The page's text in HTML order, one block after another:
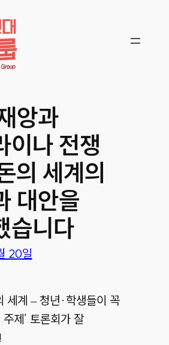
앙과
이나 전쟁
의 세계의
대안을
습니다
20일
세계 – 청년·학생들이 꼭
제’ 토론회가 잘